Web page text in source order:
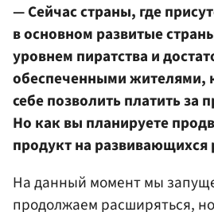
— Сейчас страны, где
в основном развитые
уровнем пиратства и
обеспеченными жителями,
себе позволить платить за
Но как вы планируете
продукт на развивающихся
На данный момент мы
продолжаем расширяться,